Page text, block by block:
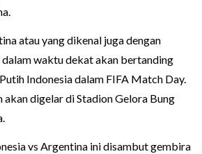
atau yang dikenal juga dengan
waktu dekat akan bertanding
Indonesia dalam FIFA Match Day.
akan digelar di Stadion Gelora Bung
vs Argentina ini disambut gembira